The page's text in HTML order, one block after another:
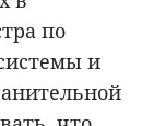
по
и